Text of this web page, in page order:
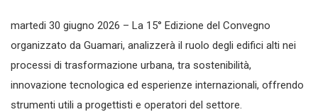
martedi 30 giugno 2026 – La 15° Edizione del Convegno
organizzato da Guamari, analizzerà il ruolo degli edifici alti nei
processi di trasformazione urbana, tra sostenibilità,
innovazione tecnologica ed esperienze internazionali, offrendo
strumenti utili a progettisti e operatori del settore.